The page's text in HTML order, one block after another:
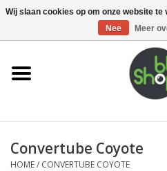
Home
Supplies
Convertube Coyote
HOME/ CONVERTUBE COYOTE
Wij slaan cookies op om onze website
Nee
Meer